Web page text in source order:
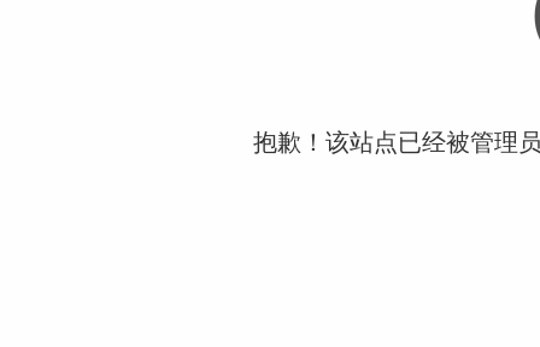
抱歉！该站点已经被管理